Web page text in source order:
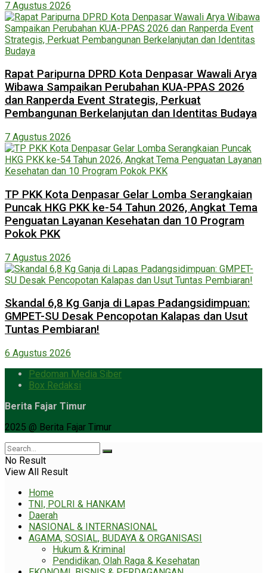
7 Agustus 2026
Rapat Paripurna DPRD Kota Denpasar Wawali Arya
Wibawa Sampaikan Perubahan KUA-PPAS 2026
dan Ranperda Event Strategis, Perkuat
Pembangunan Berkelanjutan dan Identitas Budaya
7 Agustus 2026
TP PKK Kota Denpasar Gelar Lomba Serangkaian
Puncak HKG PKK ke-54 Tahun 2026, Angkat Tema
Penguatan Layanan Kesehatan dan 10 Program
Pokok PKK
7 Agustus 2026
Skandal 6,8 Kg Ganja di Lapas Padangsidimpuan:
GMPET-SU Desak Pencopotan Kalapas dan Usut
Tuntas Pembiaran!
6 Agustus 2026
Pedoman Media Siber
Box Redaksi
Berita Fajar Timur
2025 @ Berita Fajar Timur
No Result
View All Result
Home
TNI, POLRI & HANKAM
Daerah
NASIONAL & INTERNASIONAL
AGAMA, SOSIAL, BUDAYA & ORGANISASI
Hukum & Kriminal
Pendidikan, Olah Raga & Kesehatan